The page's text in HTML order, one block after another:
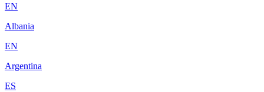
EN
Albania
EN
Argentina
ES